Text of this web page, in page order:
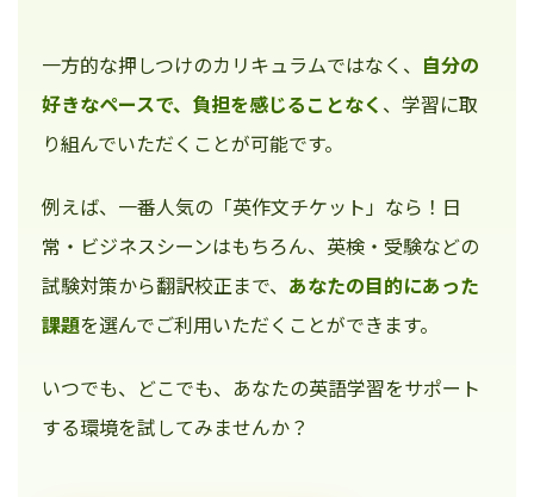
一方的な押しつけのカリキュラムではなく、 自分の
好きなペースで、負担を感じることなく 、学習に取
り組んでいただくことが可能です。
例えば、一番人気の「英作文チケット」なら！日
常・ビジネスシーンはもちろん、英検・受験などの
試験対策から翻訳校正まで、 あなたの目的にあった
課題を選んでご利用いただくことができます。
いつでも、どこでも、あなたの英語学習をサポート
する環境を試してみませんか？